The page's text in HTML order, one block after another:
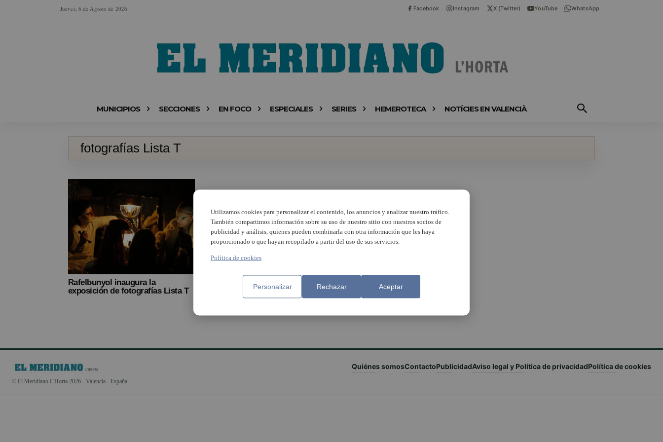
Jueves, 6 de Agosto de 2026 Facebook Instagram X (Twitter) YouTube WhatsApp
MUNICIPIOS SECCIONES EN FOCO ESPECIALES SERIES HEMEROTECA NOTÍCIES EN VALENCIÀ
fotografías Lista T
Rafelbunyol inaugura la
exposición de fotografías Lista T
© El Meridiano L'Horta 2026 - Valencia - España
Quiénes somosContactoPublicidadAviso legal y Política de privacidadPolítica de cookies
Utilizamos cookies para personalizar el contenido, los anuncios y analizar nuestro tráfico.
También compartimos información sobre su uso de nuestro sitio con nuestros socios de
publicidad y análisis, quienes pueden combinarla con otra información que les haya
proporcionado o que hayan recopilado a partir del uso de sus servicios.
Política de cookies
Personalizar Rechazar Aceptar